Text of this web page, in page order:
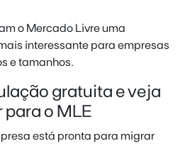
o Mercado Livre uma
interessante para empresas
e tamanhos.
gratuita e veja
para o MLE
está pronta para migrar